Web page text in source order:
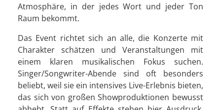
Atmosphäre, in der jedes Wort und jeder Ton
Raum bekommt.
Das Event richtet sich an alle, die Konzerte mit
Charakter schätzen und Veranstaltungen mit
einem klaren musikalischen Fokus suchen.
Singer/Songwriter-Abende sind oft besonders
beliebt, weil sie ein intensives Live-Erlebnis bieten,
das sich von großen Showproduktionen bewusst